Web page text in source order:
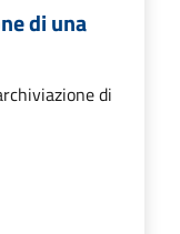
di una
di